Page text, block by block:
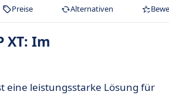
Preise Alternativen
XT: Im
eine leistungsstarke Lösung für